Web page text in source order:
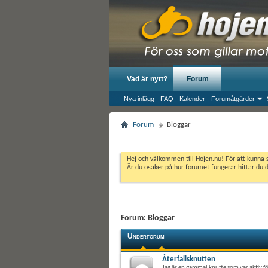
Vad är nytt? Forum
Nya inlägg FAQ Kalender Forumåtgärder
Forum Bloggar
Hej och välkommen till Hojen.nu! För att
Är du osäker på hur forumet fungerar hittar du
Forum: Bloggar
Underforum
Återfallsknutten